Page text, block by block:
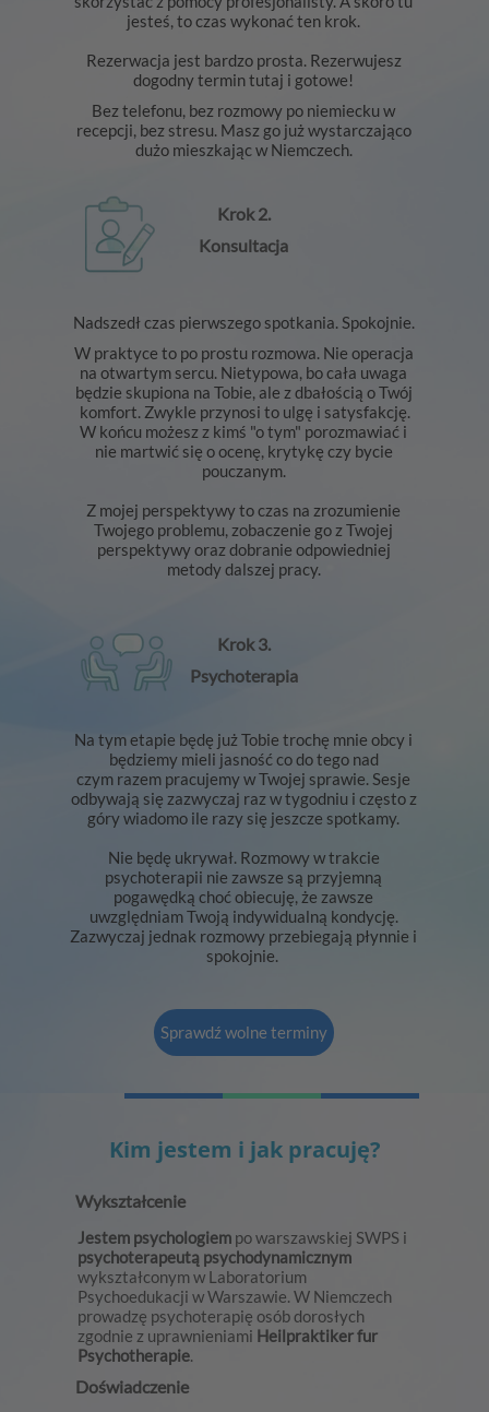
Sprawdź wolne terminy
jesteś, to czas wykonać ten krok.
Rezerwacja jest bardzo prosta. Rezerwujesz
dogodny termin tutaj i gotowe!
Bez telefonu, bez rozmowy po niemiecku w
recepcji, bez stresu. Masz go już wystarczająco
dużo mieszkając w Niemczech.
Krok 2.
Konsultacja
Nadszedł czas pierwszego spotkania. Spokojnie.
W praktyce to po prostu rozmowa. Nie operacja
na otwartym sercu. Nietypowa, bo cała uwaga
będzie skupiona na Tobie, ale z dbałością o Twój
komfort. Zwykle przynosi to ulgę i satysfakcję.
W końcu możesz z kimś "o tym" porozmawiać i
nie martwić się o ocenę, krytykę czy bycie
pouczanym.
Z mojej perspektywy to czas na zrozumienie
Twojego problemu, zobaczenie go z Twojej
perspektywy oraz dobranie odpowiedniej
metody dalszej pracy.
Krok 3.
Psychoterapia
Na tym etapie będę już Tobie trochę mnie obcy i
będziemy mieli jasność co do tego nad
czym razem pracujemy w Twojej sprawie. Sesje
odbywają się zazwyczaj raz w tygodniu i często z
góry wiadomo ile razy się jeszcze spotkamy.
Nie będę ukrywał. Rozmowy w trakcie
psychoterapii nie zawsze są przyjemną
pogawędką choć obiecuję, że zawsze
uwzględniam Twoją indywidualną kondycję.
Zazwyczaj jednak rozmowy przebiegają płynnie i
spokojnie.
Wykształcenie
Jestem psychologiem po warszawskiej SWPS i
psychoterapeutą psychodynamicznym
wykształconym w Laboratorium
Psychoedukacji w Warszawie. W Niemczech
prowadzę psychoterapię osób dorosłych
zgodnie z uprawnieniami Heilpraktiker fur
Psychotherapie.
Doświadczenie
Kim jestem i jak pracuję?